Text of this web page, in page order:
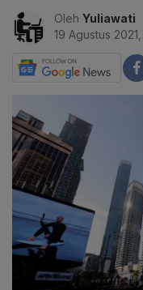
Oleh Yuliawati
19 Agustus 2021,